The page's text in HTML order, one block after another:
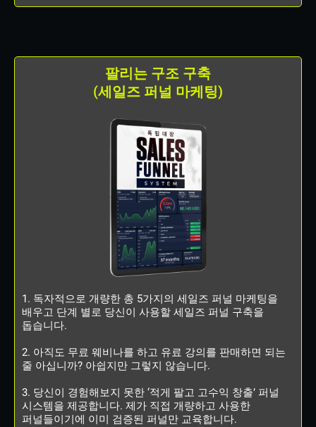
팔리는 구조 구축
(세일즈 퍼널 마케팅)
1. 독자적으로 개량한 총 5가지의 세일즈 퍼널 마케팅을
배우고 단계 별로 당신이 사용할 세일즈 퍼널 구축을
돕습니다.
2. 아직도 무료 웨비나를 하고 유료 강의를 판매하면 되는
줄 아십니까? 아쉽지만 그렇지 않습니다.
3. 당신이 경험해보지 못한 ‘적게 팔고 고수익 창출’ 퍼널
시스템을 제공합니다. 제가 직접 개량하고 사용한
퍼널들이기에 이미 검증된 퍼널만 교육합니다.